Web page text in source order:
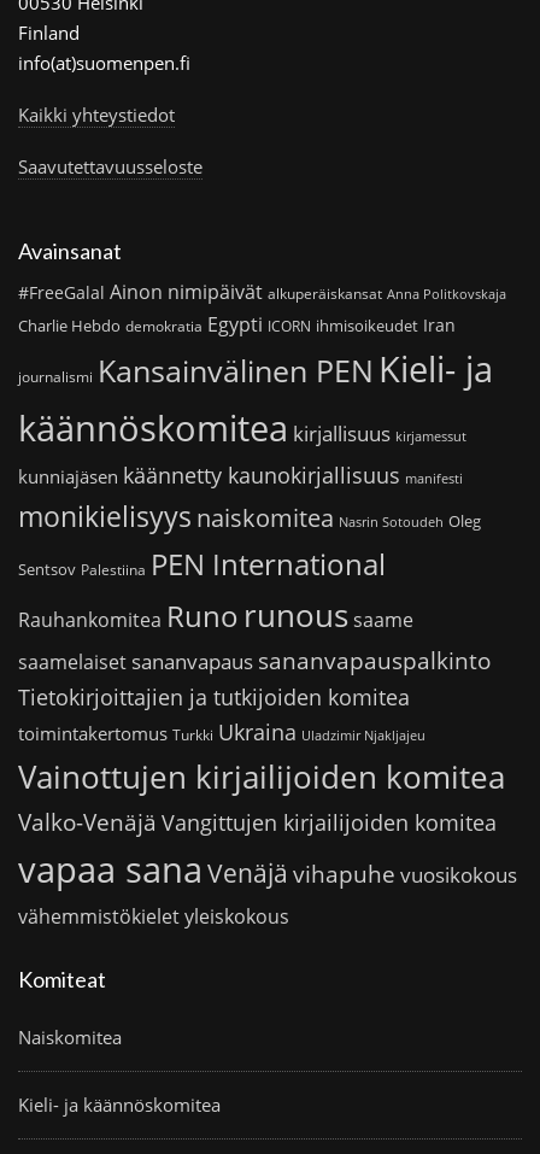
Finland
info(at)suomenpen.fi
Kaikki yhteystiedot
Saavutettavuusseloste
Avainsanat
#FreeGalal Ainon nimipäivät alkuperäiskansat Anna Politkovskaja
Charlie Hebdo demokratia Egypti ICORN ihmisoikeudet Iran
journalismi Kansainvälinen PEN Kieli- ja
käännöskomitea kirjallisuus kirjamessut
kunniajäsen käännetty kaunokirjallisuus manifesti
monikielisyys naiskomitea Nasrin Sotoudeh Oleg
Sentsov Palestiina PEN International
Rauhankomitea Runo runoussaame
saamelaiset sananvapaus sananvapauspalkinto
Tietokirjoittajien ja tutkijoiden komitea
toimintakertomus Turkki Ukraina Uladzimir Njakljajeu
Vainottujen kirjailijoiden komitea
Valko-Venäjä Vangittujen kirjailijoiden komitea
vapaa sana Venäjä vihapuhe vuosikokous
vähemmistökieletyleiskokous
Komiteat
Naiskomitea
Kieli- ja käännöskomitea